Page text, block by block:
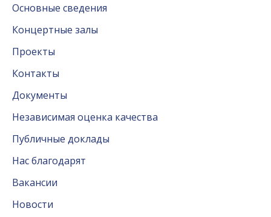
Основные сведения
Концертные залы
Проекты
Контакты
Документы
Независимая оценка качества
Публичные доклады
Нас благодарят
Вакансии
Новости